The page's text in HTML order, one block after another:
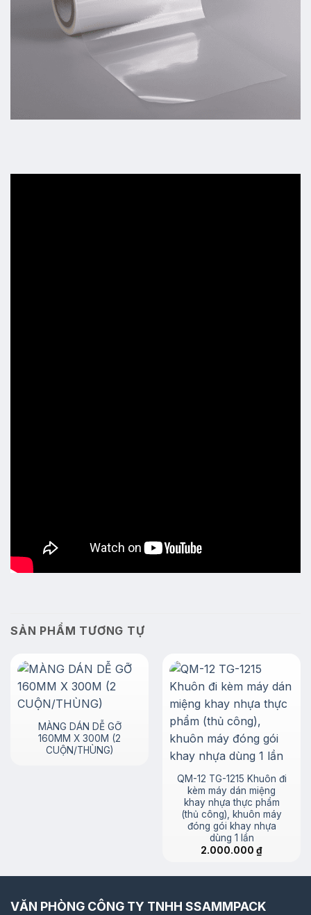
SẢN PHẨM TƯƠNG TỰ
MÀNG DÁN DỄ GỠ
160MM X 300M (2
CUỘN/THÙNG)
QM-12 TG-1215 Khuôn đi
kèm máy dán miệng
khay nhựa thực phẩm
(thủ công), khuôn máy
đóng gói khay nhựa
dùng 1 lần
2.000.000 ₫
VĂN PHÒNG CÔNG TY TNHH SSAMMPACK